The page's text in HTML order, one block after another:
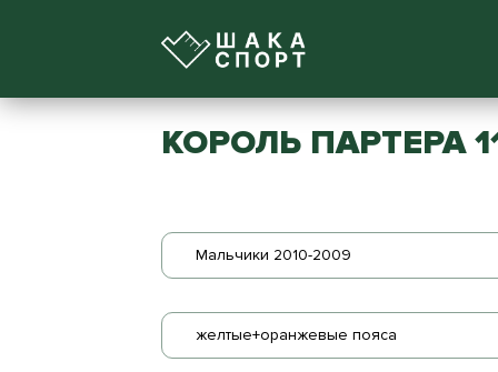
КОРОЛЬ ПАРТЕРА
Мальчики 2010-2009
желтые+оранжевые пояса